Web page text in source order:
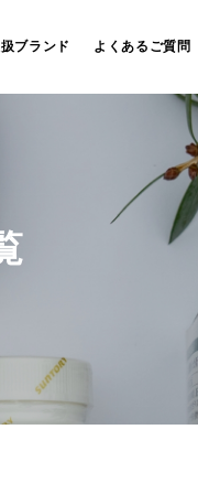
ブランド よくあるご質問